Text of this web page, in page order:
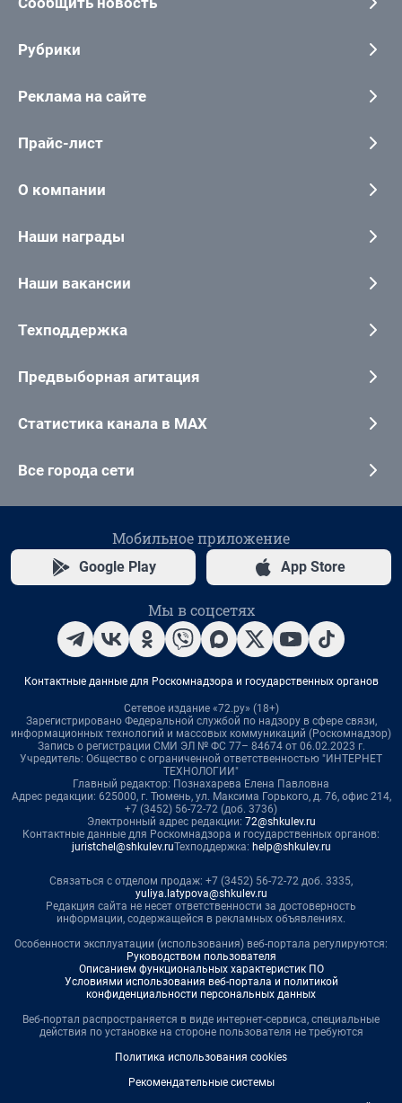
Рубрики
Реклама на сайте
Прайс-лист
О компании
Наши награды
Наши вакансии
Техподдержка
Предвыборная агитация
Статистика канала в MAX
Все города сети
Мобильное приложение
Google Play App Store
Мы в соцсетях
Контактные данные для Роскомнадзора и государственных органов
Сетевое издание «72.ру» (18+)
Зарегистрировано Федеральной службой по надзору в сфере связи,
информационных технологий и массовых коммуникаций (Роскомнадзор)
Запись о регистрации СМИ ЭЛ № ФС 77– 84674 от 06.02.2023 г.
Учредитель: Общество с ограниченной ответственностью "ИНТЕРНЕТ
ТЕХНОЛОГИИ"
Главный редактор: Познахарева Елена Павловна
Адрес редакции: 625000, г. Тюмень, ул. Максима Горького, д. 76, офис 214,
+7 (3452) 56-72-72 (доб. 3736)
Электронный адрес редакции: 72@shkulev.ru
Контактные данные для Роскомнадзора и государственных органов:
juristchel@shkulev.ruТехподдержка: help@shkulev.ru
Связаться с отделом продаж: +7 (3452) 56-72-72 доб. 3335,
yuliya.latypova@shkulev.ru
Редакция сайта не несет ответственности за достоверность
информации, содержащейся в рекламных объявлениях.
Особенности эксплуатации (использования) веб-портала регулируются:
Руководством пользователя
Описанием функциональных характеристик ПО
Условиями использования веб-портала и политикой
конфиденциальности персональных данных
Веб-портал распространяется в виде интернет-сервиса, специальные
действия по установке на стороне пользователя не требуются
Политика использования cookies
Рекомендательные системы